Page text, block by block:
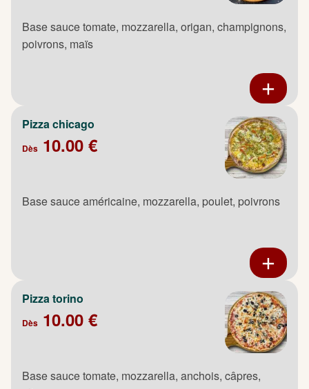
Base sauce tomate, mozzarella, origan, champignons,
poivrons, maïs
Pizza chicago
Dès 10.00 €
Base sauce américaine, mozzarella, poulet, poivrons
Pizza torino
Dès 10.00 €
Base sauce tomate, mozzarella, anchois, câpres,